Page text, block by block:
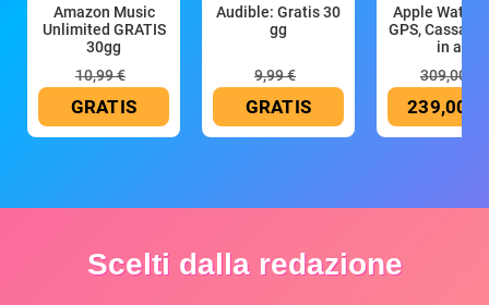
Amazon Music
Unlimited GRATIS
30gg
10,99 €
GRATIS
Audible: Gratis 30
gg
9,99 €
GRATIS
Apple Watch
GPS, Cassa
in all
309,00 €
239,00 €
Scelti dalla redazione